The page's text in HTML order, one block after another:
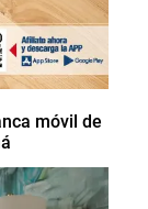
móvil de